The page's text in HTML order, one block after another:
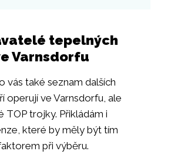
tepelných
Varnsdorfu
vás také seznam dalších
operují ve Varnsdorfu, ale
TOP trojky. Přikládám i
které by měly být tím
při výběru.